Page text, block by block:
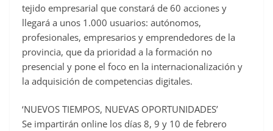
k
tejido empresarial que constará de 60 acciones y
llegará a unos 1.000 usuarios: autónomos,
profesionales, empresarios y emprendedores de la
provincia, que da prioridad a la formación no
presencial y pone el foco en la internacionalización y
la adquisición de competencias digitales.
‘NUEVOS TIEMPOS, NUEVAS OPORTUNIDADES’
Se impartirán online los días 8, 9 y 10 de febrero